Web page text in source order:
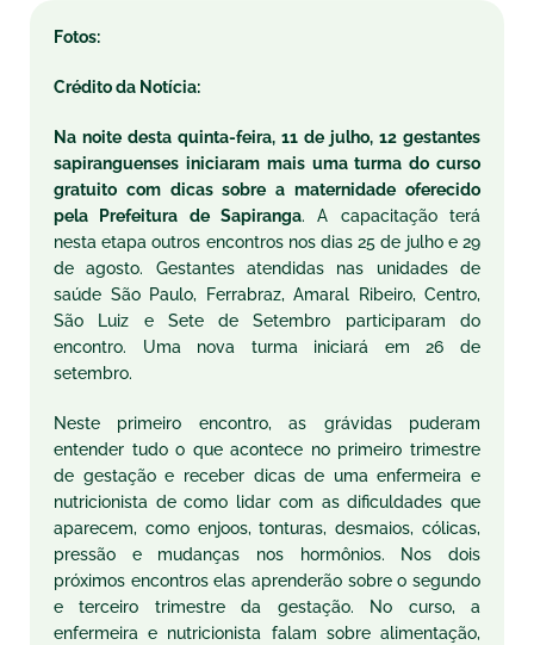
Fotos:
Crédito da Notícia:
Na noite desta quinta-feira, 11 de julho, 12 gestantes
sapiranguenses iniciaram mais uma turma do curso
gratuito com dicas sobre a maternidade oferecido
pela Prefeitura de Sapiranga. A capacitação terá
nesta etapa outros encontros nos dias 25 de julho e 29
de agosto. Gestantes atendidas nas unidades de
saúde São Paulo, Ferrabraz, Amaral Ribeiro, Centro,
São Luiz e Sete de Setembro participaram do
encontro. Uma nova turma iniciará em 26 de
setembro.
Neste primeiro encontro, as grávidas puderam
entender tudo o que acontece no primeiro trimestre
de gestação e receber dicas de uma enfermeira e
nutricionista de como lidar com as dificuldades que
aparecem, como enjoos, tonturas, desmaios, cólicas,
pressão e mudanças nos hormônios. Nos dois
próximos encontros elas aprenderão sobre o segundo
e terceiro trimestre da gestação. No curso, a
enfermeira e nutricionista falam sobre alimentação,